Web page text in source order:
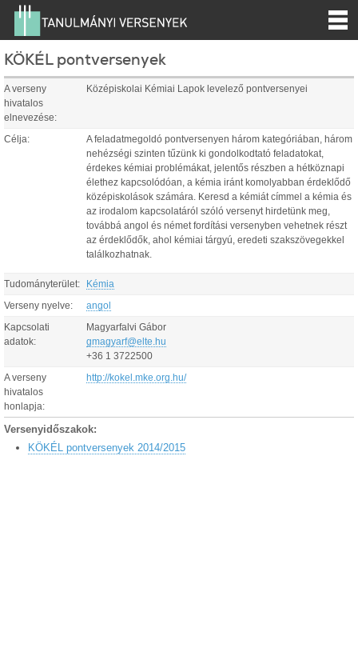
KÖKÉL pontversenyek
A verseny
hivatalos
elnevezése:
Középiskolai Kémiai Lapok levelező pontversenyei
Célja:
A feladatmegoldó pontversenyen három kategóriában, három
nehézségi szinten tűzünk ki gondolkodtató feladatokat,
érdekes kémiai problémákat, jelentős részben a hétköznapi
élethez kapcsolódóan, a kémia iránt komolyabban érdeklődő
középiskolások számára. Keresd a kémiát címmel a kémia és
az irodalom kapcsolatáról szóló versenyt hirdetünk meg,
továbbá angol és német fordítási versenyben vehetnek részt
az érdeklődők, ahol kémiai tárgyú, eredeti szakszövegekkel
találkozhatnak.
Tudományterület: Kémia
Verseny nyelve: angol
Kapcsolati
adatok:
Magyarfalvi Gábor
gmagyarf@elte.hu
+36 1 3722500
A verseny
hivatalos
honlapja:
http://kokel.mke.org.hu/
Versenyidőszakok:
KÖKÉL pontversenyek 2014/2015